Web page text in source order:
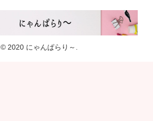
© 2020 にゃんぱらり～.